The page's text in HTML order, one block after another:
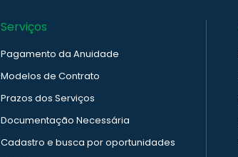
Serviços
Pagamento da Anuidade
Modelos de Contrato
Prazos dos Serviços
Documentação Necessária
Cadastro e busca por oportunidades